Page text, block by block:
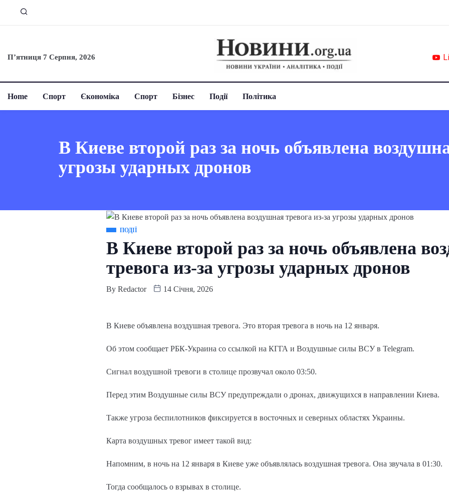
П’ятниця 7 Серпня, 2026
Home Спорт Єкономіка Спорт Бізнес Події Політика
В Киеве второй раз за ночь объявлена
угрозы ударных дронов
ПОДІЇ
В Киеве второй раз за ночь объявлена
тревога из-за угрозы ударных дронов
By Redactor 14 Січня, 2026
В Киеве объявлена воздушная тревога. Это вторая тревога в ночь на 12 января.
Об этом сообщает РБК-Украина со ссылкой на КГГА и Воздушные силы ВСУ в Telegram.
Сигнал воздушной тревоги в столице прозвучал около 03:50.
Перед этим Воздушные силы ВСУ предупреждали о дронах, движущихся в направлении Киева.
Также угроза беспилотников фиксируется в восточных и северных областях Украины.
Карта воздушных тревог имеет такой вид:
Напомним, в ночь на 12 января в Киеве уже объявлялась воздушная тревога. Она звучала в 01:30.
Тогда сообщалось о взрывах в столице.